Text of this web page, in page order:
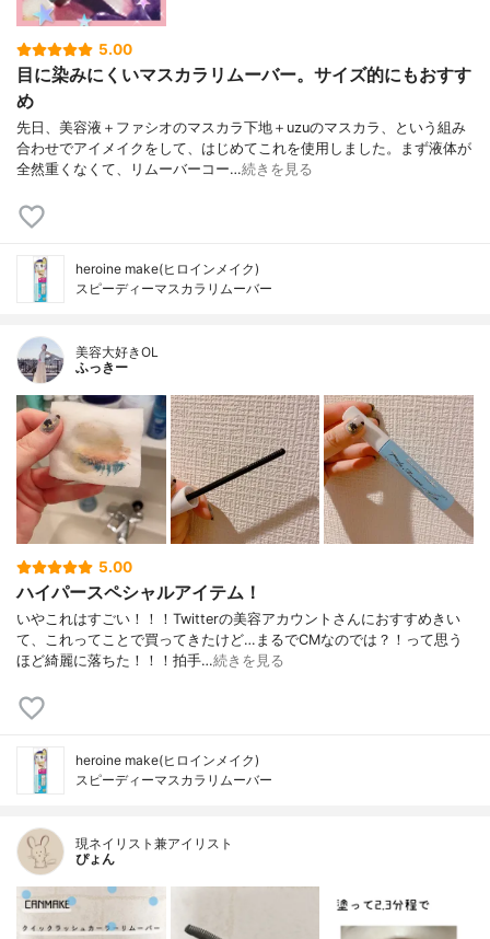
5.00
目に染みにくいマスカラリムーバー。サイズ的にもおすす
め
先日、美容液＋ファシオのマスカラ下地＋uzuのマスカラ、という組み
合わせでアイメイクをして、はじめてこれを使用しました。まず液体が
全然重くなくて、リムーバーコー…続きを見る
heroine make(ヒロインメイク)
スピーディーマスカラリムーバー
美容大好きOL
ふっきー
5.00
ハイパースペシャルアイテム！
いやこれはすごい！！！Twitterの美容アカウントさんにおすすめきい
て、これってことで買ってきたけど…まるでCMなのでは？！って思う
ほど綺麗に落ちた！！！拍手…続きを見る
heroine make(ヒロインメイク)
スピーディーマスカラリムーバー
現ネイリスト兼アイリスト
ぴょん